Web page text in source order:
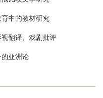
中的教材研究
翻译、戏剧批评
亚洲论